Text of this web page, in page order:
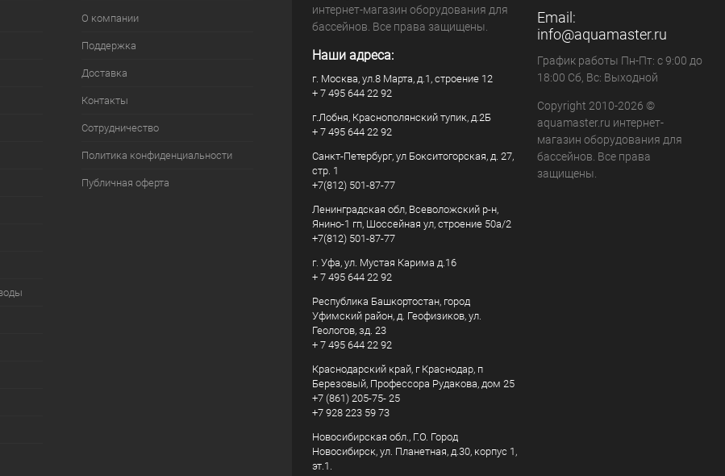
О компании
Поддержка
Доставка
Контакты
Сотрудничество
Политика конфиденциальности
Публичная оферта
интернет-магазин оборудования для
бассейнов. Все права защищены.
Наши адреса:
г. Москва, ул.8 Марта, д.1, строение 12
+ 7 495 644 22 92
г.Лобня, Краснополянский тупик, д.2Б
+ 7 495 644 22 92
Санкт-Петербург, ул Бокситогорская, д. 27,
стр. 1
+7(812) 501-87-77
Ленинградская обл, Всеволожский р-н,
Янино-1 гп, Шоссейная ул, строение 50а/2
+7(812) 501-87-77
г. Уфа, ул. Мустая Карима д.16
+ 7 495 644 22 92
Республика Башкортостан, город
Уфимский район, д. Геофизиков, ул.
Геологов, зд. 23
+ 7 495 644 22 92
Краснодарский край, г Краснодар, п
Березовый, Профессора Рудакова, дом 25
+7 (861) 205-75- 25
+7 928 223 59 73
Новосибирская обл., Г.О. Город
Новосибирск, ул. Планетная, д.30, корпус 1,
эт.1.
Email:
info@aquamaster.ru
График работы Пн-Пт: с 9:00 до
18:00 Сб, Вс: Выходной
Copyright 2010-2026 ©
aquamaster.ru интернет-
магазин оборудования для
бассейнов. Все права
защищены.